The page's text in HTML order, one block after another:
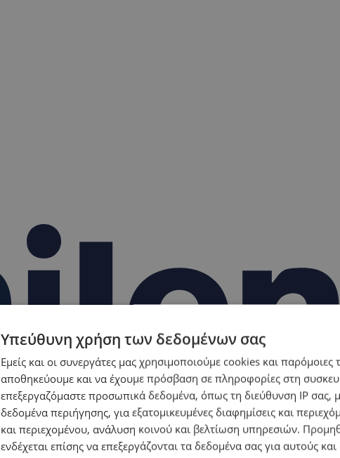
Υπεύθυνη χρήση των δεδομένων σας
Εμείς και οι συνεργάτες μας χρησιμοποιούμε cookies και παρόμοιες
αποθηκεύουμε και να έχουμε πρόσβαση σε πληροφορίες στη
επεξεργαζόμαστε προσωπικά δεδομένα, όπως τη διεύθυνση IP σας,
δεδομένα περιήγησης, για εξατομικευμένες διαφημίσεις και
και περιεχομένου, ανάλυση κοινού και βελτίωση υπηρεσιών.
ενδέχεται επίσης να επεξεργάζονται τα δεδομένα σας για αυτούς